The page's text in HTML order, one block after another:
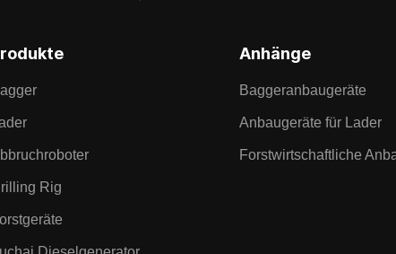
Rig
Anhänge
Baggeranbaugeräte
Anbaugeräte für Lader
Forstwirtschaftliche